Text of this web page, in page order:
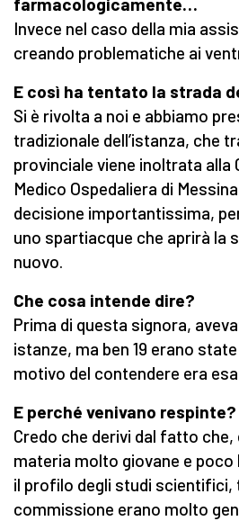
farmacologicamente…
Invece nel caso della mia
creando problematiche ai
E così ha tentato la strada
Si è rivolta a noi e abbiamo
tradizionale dell’istanza, che
provinciale viene inoltrata alla
Medico Ospedaliera di
decisione importantissima,
uno spartiacque che aprirà la
nuovo.
Che cosa intende dire?
Prima di questa signora,
istanze, ma ben 19 erano
motivo del contendere era
E perché venivano respinte?
Credo che derivi dal fatto che,
materia molto giovane e
il profilo degli studi scientifici,
commissione erano molto